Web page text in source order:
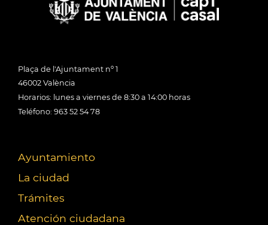
Plaça de l'Ajuntament nº 1
46002 València
Horarios: lunes a viernes de 8:30 a 14:00 horas
Teléfono: 963 52 54 78
Ayuntamiento
La ciudad
Trámites
Atención ciudadana